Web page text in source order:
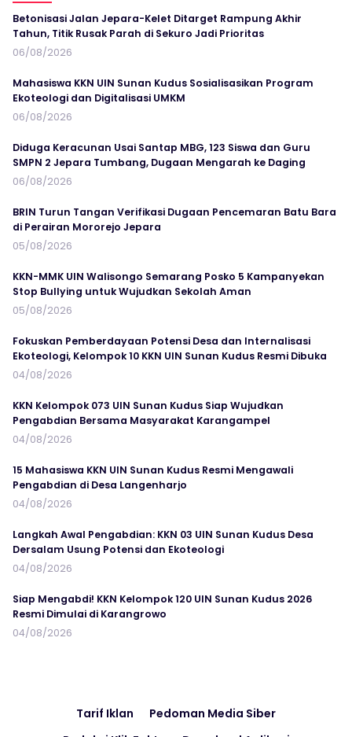
Betonisasi Jalan Jepara-Kelet Ditarget Rampung Akhir
Tahun, Titik Rusak Parah di Sekuro Jadi Prioritas
06/08/2026
Mahasiswa KKN UIN Sunan Kudus Sosialisasikan Program
Ekoteologi dan Digitalisasi UMKM
06/08/2026
Diduga Keracunan Usai Santap MBG, 123 Siswa dan Guru
SMPN 2 Jepara Tumbang, Dugaan Mengarah ke Daging
06/08/2026
BRIN Turun Tangan Verifikasi Dugaan Pencemaran Batu Bara
di Perairan Mororejo Jepara
05/08/2026
KKN-MMK UIN Walisongo Semarang Posko 5 Kampanyekan
Stop Bullying untuk Wujudkan Sekolah Aman
05/08/2026
Fokuskan Pemberdayaan Potensi Desa dan Internalisasi
Ekoteologi, Kelompok 10 KKN UIN Sunan Kudus Resmi Dibuka
04/08/2026
KKN Kelompok 073 UIN Sunan Kudus Siap Wujudkan
Pengabdian Bersama Masyarakat Karangampel
04/08/2026
15 Mahasiswa KKN UIN Sunan Kudus Resmi Mengawali
Pengabdian di Desa Langenharjo
04/08/2026
Langkah Awal Pengabdian: KKN 03 UIN Sunan Kudus Desa
Dersalam Usung Potensi dan Ekoteologi
04/08/2026
Siap Mengabdi! KKN Kelompok 120 UIN Sunan Kudus 2026
Resmi Dimulai di Karangrowo
04/08/2026
Tarif Iklan
Pedoman Media Siber